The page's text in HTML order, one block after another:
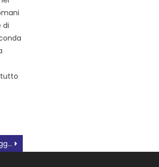
di
Perché la festa del 1° Maggio è ancora attuale